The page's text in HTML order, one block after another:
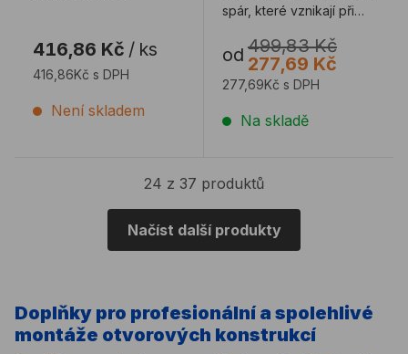
Doplňky pro profesionální a spolehlivé
montáže otvorových konstrukcí
416,86 Kč / ks
416,86Kč s DPH
Není skladem
spár, které vznikají při
rámů, fól ...
od 499,83 Kč
277,69 Kč
277,69Kč s DPH
Na skladě
24 z 37 produktů
Načíst další produkty